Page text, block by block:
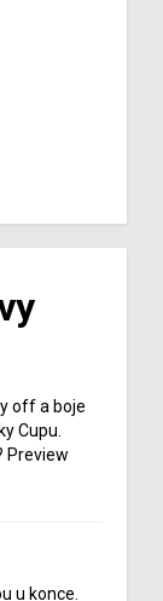
off a boje
Cupu.
Preview
u konce.